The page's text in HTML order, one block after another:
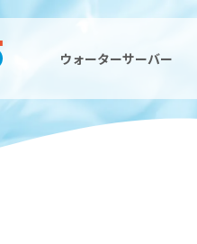
ウォーターサーバー